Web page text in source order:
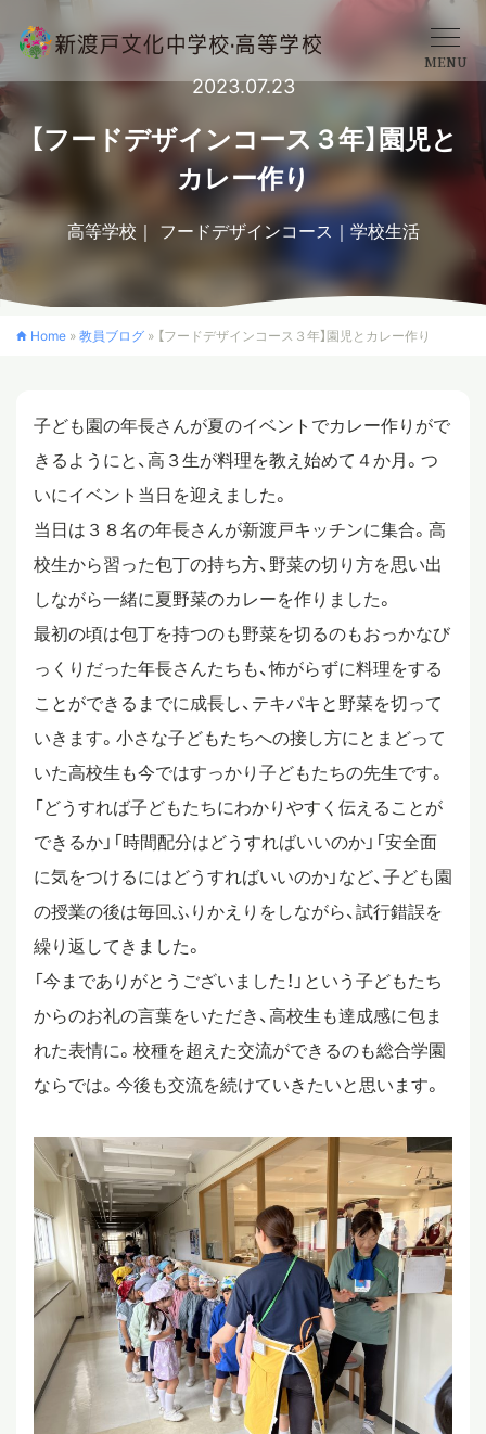
学校概要
中学校
クロスカリキュラム
スタディツアー
ニュース
教員ブログ
在校生・保護者・卒業生の方へ
MENU
2023.07.23
【フードデザインコース３年】園児と
カレー作り
高等学校 フードデザインコース 学校生活
Home » 教員ブログ » 【フードデザインコース３年】園児とカレー作り
子ども園の年長さんが夏のイベントでカレー作りがで
きるようにと、高３生が料理を教え始めて４か月。つ
いにイベント当日を迎えました。
当日は３８名の年長さんが新渡戸キッチンに集合。高
校生から習った包丁の持ち方、野菜の切り方を思い出
しながら一緒に夏野菜のカレーを作りました。
最初の頃は包丁を持つのも野菜を切るのもおっかなび
っくりだった年長さんたちも、怖がらずに料理をする
ことができるまでに成長し、テキパキと野菜を切って
いきます。小さな子どもたちへの接し方にとまどって
いた高校生も今ではすっかり子どもたちの先生です。
「どうすれば子どもたちにわかりやすく伝えることが
できるか」「時間配分はどうすればいいのか」「安全面
に気をつけるにはどうすればいいのか」など、子ども園
の授業の後は毎回ふりかえりをしながら、試行錯誤を
繰り返してきました。
「今までありがとうございました！」という子どもたち
からのお礼の言葉をいただき、高校生も達成感に包ま
れた表情に。校種を超えた交流ができるのも総合学園
ならでは。今後も交流を続けていきたいと思います。